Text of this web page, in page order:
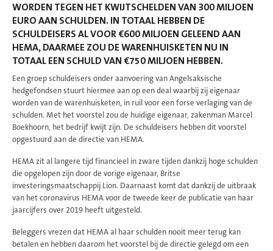
WORDEN TEGEN HET KWIJTSCHELDEN VAN 300 MILJOEN
EURO AAN SCHULDEN. IN TOTAAL HEBBEN DE
SCHULDEISERS AL VOOR €600 MILJOEN GELEEND AAN
HEMA, DAARMEE ZOU DE WARENHUISKETEN NU IN
TOTAAL EEN SCHULD VAN €750 MILJOEN HEBBEN.
Een groep schuldeisers onder aanvoering van Angelsaksische
hedgefondsen stuurt hiermee aan op een deal waarbij zij eigenaar
worden van de warenhuisketen, in ruil voor een forse verlaging van de
schulden. Met het voorstel zou de huidige eigenaar, zakenman Marcel
Boekhoorn, het bedrijf kwijt zijn. De schuldeisers hebben dit voorstel
opgestuurd aan de directie van HEMA.
HEMA zit al langere tijd financieel in zware tijden dankzij hoge schulden
die opgelopen zijn door de vorige eigenaar, Britse
investeringsmaatschappij Lion. Daarnaast komt dat dankzij de uitbraak
van het coronavirus HEMA voor de tweede keer de publicatie van haar
jaarcijfers over 2019 heeft uitgesteld.
Beleggers vrezen dat HEMA al haar schulden nooit meer terug kan
betalen en hebben daarom het voorstel bij de directie gelegd om een